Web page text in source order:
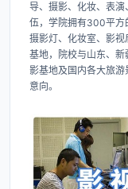
导、摄影、化妆、表
伍，学院拥有300平方
摄影灯、化妆室、影
基地，院校与山东、
影基地及国内各大旅
意向。